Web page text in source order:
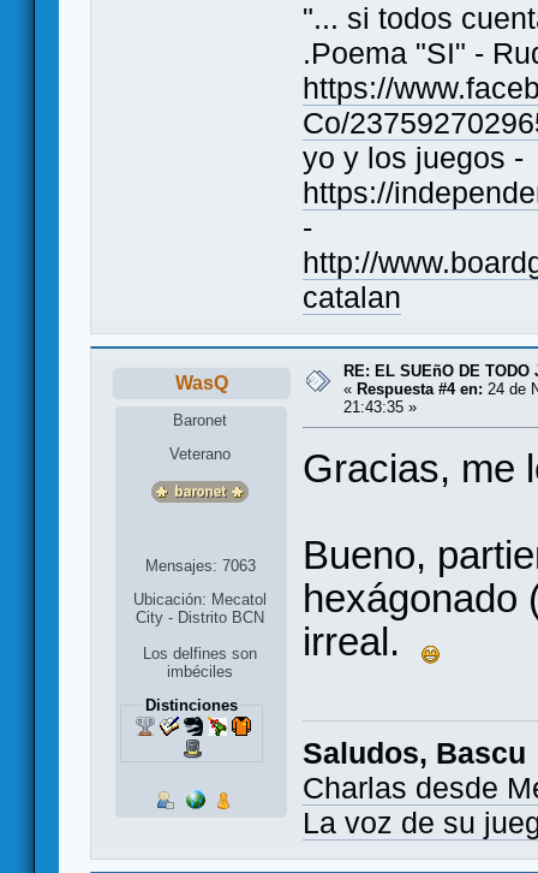
"... si todos
.Poema "SI" -
https://
Co/
yo y los juegos -
https://
-
http://
catalan
WasQ
Baronet
Veterano
Mensajes: 7063
Ubicación: Mecatol
City - Distrito BCN
Los delfines son
imbéciles
Distinciones
RE: EL SUEñO DE TODO
« Respuesta #4 en: 24 de
21:43:35 »
Gracias, me
Bueno,
hexágonado
irreal.
Saludos, Bascu
Charlas desde
La voz de su